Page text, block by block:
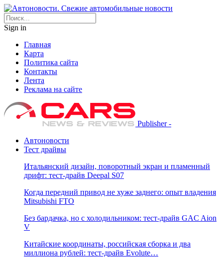
Sign in
Главная
Карта
Политика сайта
Контакты
Лента
Реклама на сайте
Publisher -
Автоновости
Тест драйвы
Итальянский дизайн, поворотный экран и пламенный
дрифт: тест-драйв Deepal S07
Когда передний привод не хуже заднего: опыт владения
Mitsubishi FTO
Без бардачка, но с холодильником: тест-драйв GAC Aion
V
Китайские координаты, российская сборка и два
миллиона рублей: тест-драйв Evolute…